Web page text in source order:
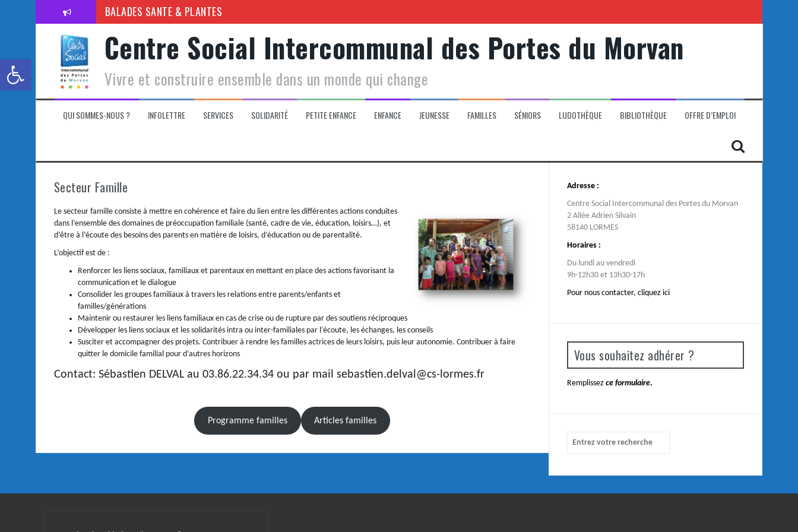
Ouvrir la barre d’outils
BALADES SANTE & PLANTES
Venez jouer à la ludothèque cet été
Toutes les activités de l’été avec le Centre social
Programme de la Cité des enfants
Préparer la première rentrée scolaire de votre enfant
Centre Social Intercommunal des Portes du Morvan
Vivre et construire ensemble dans un monde qui change
QUI SOMMES-NOUS ? INFOLETTRE SERVICES SOLIDARITÉ PETITE ENFANCE ENFANCE JEUNESSE FAMILLES SÉNIORS LUDOTHÈQUE BIBLIOTHÈQUE OFFRE D’EMPLOI
Secteur Famille
Le secteur famille consiste à mettre en cohérence et faire du lien entre les différentes actions conduites
dans l’ensemble des domaines de préoccupation familiale (santé, cadre de vie, éducation, loisirs…), et
d’être à l’écoute des besoins des parents en matière de loisirs, d’éducation ou de parentalité.
L’objectif est de :
Renforcer les liens sociaux, familiaux et parentaux en mettant en place des actions favorisant la
communication et le dialogue
Consolider les groupes familiaux à travers les relations entre parents/enfants et
familles/générations
Maintenir ou restaurer les liens familiaux en cas de crise ou de rupture par des soutiens réciproques
Développer les liens sociaux et les solidarités intra ou inter-familiales par l’écoute, les échanges, les conseils
Susciter et accompagner des projets. Contribuer à rendre les familles actrices de leurs loisirs, puis leur autonomie. Contribuer à faire
quitter le domicile familial pour d’autres horizons
Contact: Sébastien DELVAL au 03.86.22.34.34 ou par mail sebastien.delval@cs-lormes.fr
Programme familles Articles familles
Adresse :
Centre Social Intercommunal des Portes du Morvan
2 Allée Adrien Silvain
58140 LORMES
Horaires :
Du lundi au vendredi
9h-12h30 et 13h30-17h
Pour nous contacter, cliquez ici
Vous souhaitez adhérer ?
Remplissez ce formulaire.